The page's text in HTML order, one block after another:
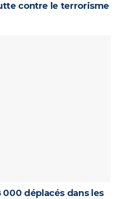
contre le terrorisme
000 déplacés dans les